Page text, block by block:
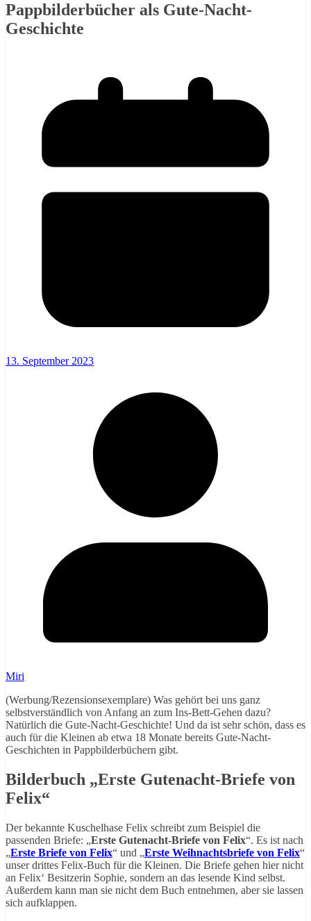
Pappbilderbücher als Gute-Nacht-
Geschichte
13. September 2023
Miri
(Werbung/Rezensionsexemplare) Was gehört bei uns ganz
selbstverständlich von Anfang an zum Ins-Bett-Gehen dazu?
Natürlich die Gute-Nacht-Geschichte! Und da ist sehr schön, dass es
auch für die Kleinen ab etwa 18 Monate bereits Gute-Nacht-
Geschichten in Pappbilderbüchern gibt.
Bilderbuch „Erste Gutenacht-Briefe von
Felix“
Der bekannte Kuschelhase Felix schreibt zum Beispiel die
passenden Briefe: „Erste Gutenacht-Briefe von Felix“. Es ist nach
„Erste Briefe von Felix“ und „Erste Weihnachtsbriefe von Felix“
unser drittes Felix-Buch für die Kleinen. Die Briefe gehen hier nicht
an Felix‘ Besitzerin Sophie, sondern an das lesende Kind selbst.
Außerdem kann man sie nicht dem Buch entnehmen, aber sie lassen
sich aufklappen.